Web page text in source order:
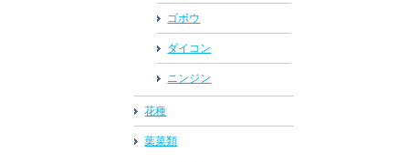
ゴボウ
ダイコン
ニンジン
花種
葉菜類